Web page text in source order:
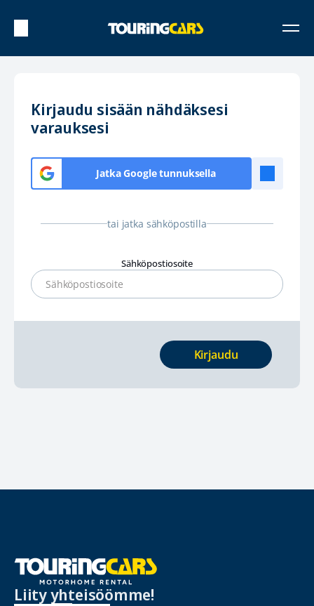
Kirjaudu sisään nähdäksesi
varauksesi
Jatka Google tunnuksella
tai jatka sähköpostilla
Sähköpostiosoite
Kirjaudu
Liity yhteisöömme!